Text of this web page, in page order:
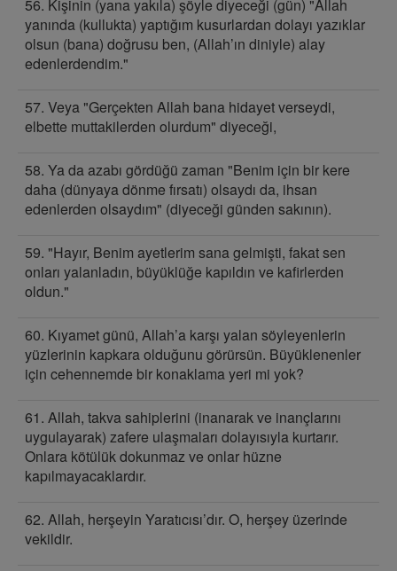
56. Kişinin (yana yakıla) şöyle diyeceği (gün) "Allah
yanında (kullukta) yaptığım kusurlardan dolayı yazıklar
olsun (bana) doğrusu ben, (Allah’ın diniyle) alay
edenlerdendim."
57. Veya "Gerçekten Allah bana hidayet verseydi,
elbette muttakilerden olurdum" diyeceği,
58. Ya da azabı gördüğü zaman "Benim için bir kere
daha (dünyaya dönme fırsatı) olsaydı da, ihsan
edenlerden olsaydım" (diyeceği günden sakının).
59. "Hayır, Benim ayetlerim sana gelmişti, fakat sen
onları yalanladın, büyüklüğe kapıldın ve kafirlerden
oldun."
60. Kıyamet günü, Allah’a karşı yalan söyleyenlerin
yüzlerinin kapkara olduğunu görürsün. Büyüklenenler
için cehennemde bir konaklama yeri mi yok?
61. Allah, takva sahiplerini (inanarak ve inançlarını
uygulayarak) zafere ulaşmaları dolayısıyla kurtarır.
Onlara kötülük dokunmaz ve onlar hüzne
kapılmayacaklardır.
62. Allah, herşeyin Yaratıcısı’dır. O, herşey üzerinde
vekildir.